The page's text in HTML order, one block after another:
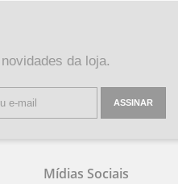
da loja.
ASSINAR
Mídias Sociais